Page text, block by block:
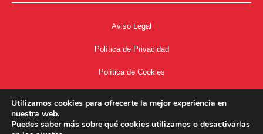
Aviso Legal
Política de Privacidad
Política de Cookies
Utilizamos cookies para ofrecerte la mejor experiencia en
nuestra web.
Puedes saber más sobre qué cookies utilizamos o desactivarlas